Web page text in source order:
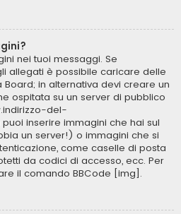
nei tuoi messaggi. Se
allegati è possibile caricare delle
in alternativa devi creare un
ospitata su un server di pubblico
del-
inserire immagini che hai sul
un server!) o immagini che si
come caselle di posta
da codici di accesso, ecc. Per
il comando BBCode [img].